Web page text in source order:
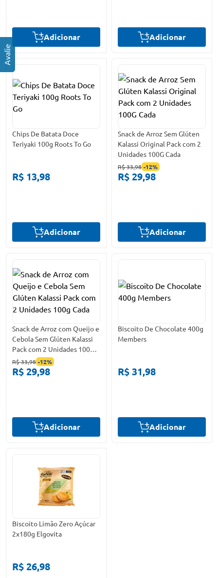
Adicionar Adicionar
Chips De Batata Doce
Teriyaki 100g Roots To Go
R$ 13,98
Adicionar
Snack de Arroz Sem Glúten
Kalassi Original Pack com 2
Unidades 100G Cada
R$ 33,98 -12%
R$ 29,98
Adicionar
Snack de Arroz com Queijo e
Cebola Sem Glúten Kalassi
Pack com 2 Unidades 100g
Cada
R$ 33,98 -12%
R$ 29,98
Adicionar
Biscoito De Chocolate 400g
Members
R$ 31,98
Adicionar
Biscoito Limão Zero Açúcar
2x180g Elgovita
R$ 26,98